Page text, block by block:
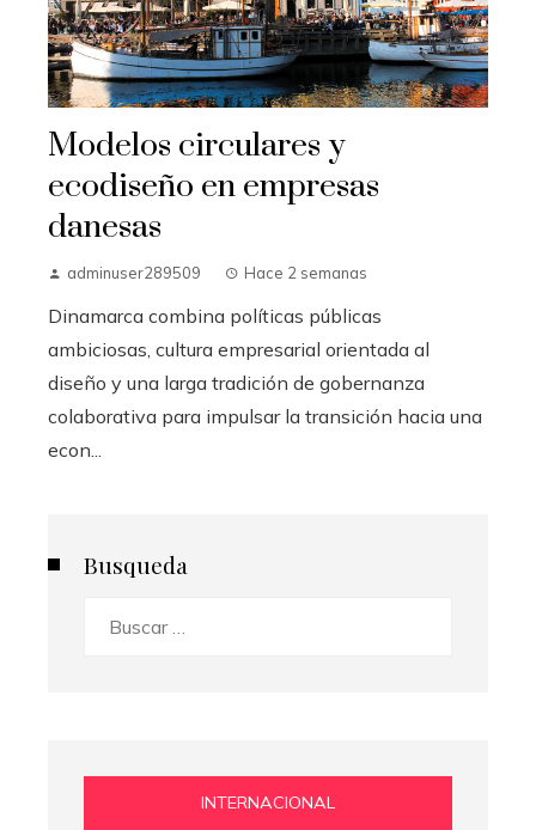
Modelos circulares y
ecodiseño en empresas
danesas
adminuser289509 Hace 2 semanas
Dinamarca combina políticas públicas
ambiciosas, cultura empresarial orientada al
diseño y una larga tradición de gobernanza
colaborativa para impulsar la transición hacia una
econ...
Busqueda
INTERNACIONAL